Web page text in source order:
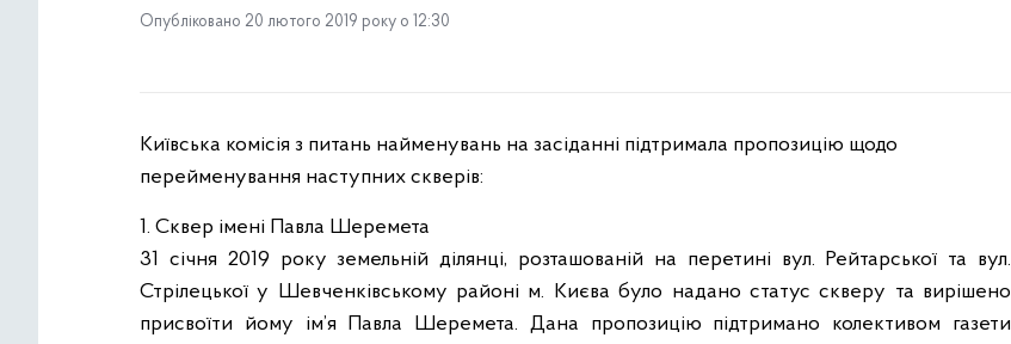
Опубліковано 20 лютого 2019 року о 12:30
Київська комісія з питань найменувань на засіданні підтримала пропозицію щодо
перейменування наступних скверів:
1. Сквер імені Павла Шеремета
31 січня 2019 року земельній ділянці, розташованій на перетині вул. Рейтарської та вул.
Стрілецької у Шевченківському районі м. Києва було надано статус скверу та вирішено
присвоїти йому ім’я Павла Шеремета. Дана пропозицію підтримано колективом газети